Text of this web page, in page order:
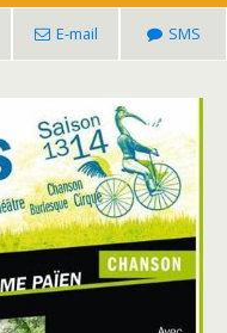
E-mail SMS